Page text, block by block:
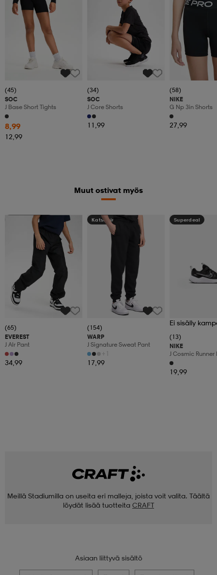
(45)
SOC
J Base Short Tights
8,99
12,99
(34)
SOC
J Core Shorts
11,99
(58)
NIKE
G Np 3in Shorts
27,99
Muut ostivat myös
Kampanja -25%
(65)
EVEREST
J Alr Pant
34,99
Katso hintaa
(154)
WARP
J Signature Sweat Pant
+1
17,99
Superdeal
Ei sisälly
(13)
NIKE
J Cosmic Runner
19,99
Meillä Stadiumilla on useita eri malleja, joista voit valita. Täältä
löydät lisää tuotteita CRAFT
Asiaan liittyvä sisältö